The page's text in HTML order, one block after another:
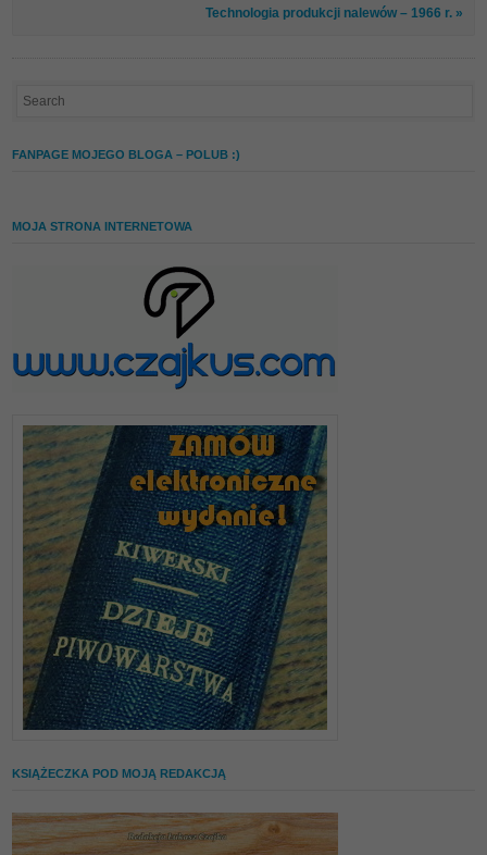
Technologia produkcji nalewów – 1966 r. »
FANPAGE MOJEGO BLOGA – POLUB :)
MOJA STRONA INTERNETOWA
KSIĄŻECZKA POD MOJĄ REDAKCJĄ